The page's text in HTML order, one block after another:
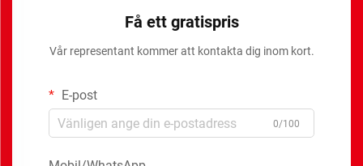
Få ett gratispris
Vår representant kommer att kontakta dig inom kort.
E-post
0/100